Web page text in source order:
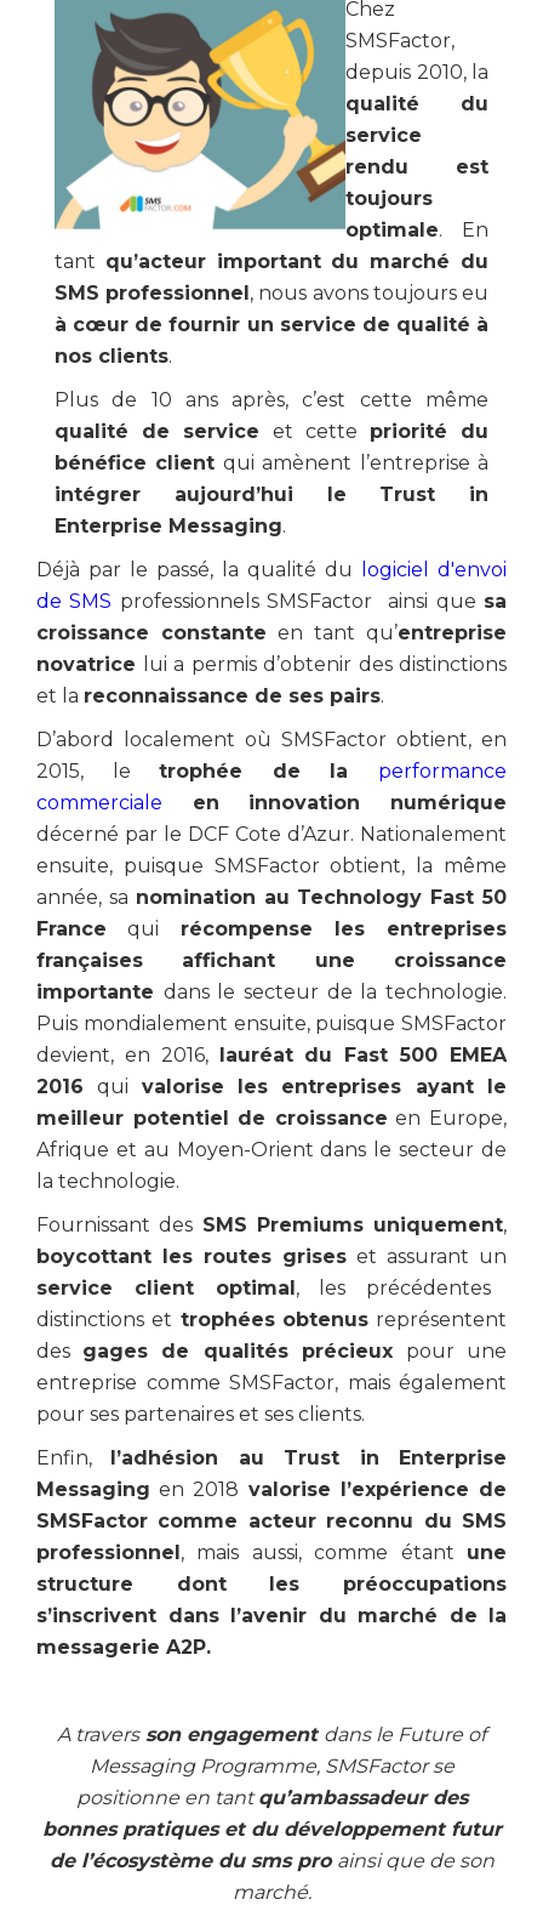
Chez
SMSFactor,
depuis 2010, la
qualité du
service
rendu est
toujours
optimale. En
tant qu’acteur important du marché du
SMS professionnel, nous avons toujours eu
à cœur de fournir un service de qualité à
nos clients.
Plus de 10 ans après, c’est cette même
qualité de service et cette priorité du
bénéfice client qui amènent l’entreprise à
intégrer aujourd’hui le Trust in
Enterprise Messaging.
Déjà par le passé, la qualité du
logiciel d'envoi
de SMS professionnels SMSFactor ainsi que sa
croissance constante en tant qu’entreprise
novatrice lui a permis d’obtenir des distinctions
et la reconnaissance de ses pairs.
D’abord localement où SMSFactor obtient, en
2015, letrophée de la performance
commerciale en innovation numérique
décerné par le DCF Cote d’Azur. Nationalement
ensuite, puisque SMSFactor obtient, la même
année, sa nomination au Technology Fast 50
France qui récompense les entreprises
françaises affichant une croissance
importante dans le secteur de la technologie.
Puis mondialement ensuite, puisque SMSFactor
devient, en 2016, lauréat du Fast 500 EMEA
2016qui valorise les entreprises ayant le
meilleur potentiel de croissance en Europe,
Afrique et au Moyen-Orient dans le secteur de
la technologie.
Fournissant des SMS Premiums uniquement,
boycottant les routes grises et assurant un
service client optimal, les précédentes
distinctions et trophées obtenus représentent
des gages de qualités précieux pour une
entreprise comme SMSFactor, mais également
pour ses partenaires et ses clients.
Enfin, l’adhésion au Trust in Enterprise
Messaging en 2018 valorise l’expérience de
SMSFactor comme acteur reconnu du SMS
professionnel, mais aussi, comme étant une
structure dont les préoccupations
s’inscrivent dans l’avenir du marché de la
messagerie A2P.
A traversson engagement dans le Future of
Messaging Programme, SMSFactor se
positionne en tantqu’ambassadeur des
bonnes pratiques et du développement futur
de l’écosystème du sms pro ainsi que de son
marché.